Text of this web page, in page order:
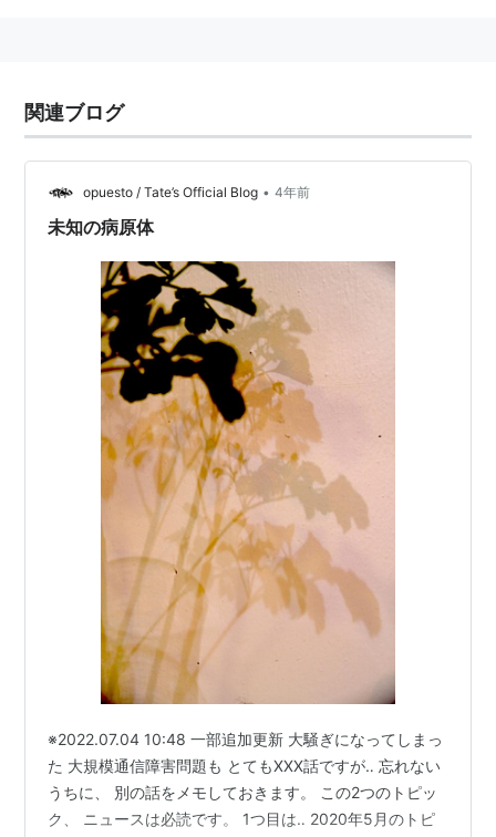
関連ブログ
opuesto / Tate’s Official Blog • 4年前
未知の病原体
※2022.07.04 10:48 一部追加更新 大騒ぎになってしまっ
た 大規模通信障害問題も とてもXXX話ですが‥ 忘れない
うちに、 別の話をメモしておきます。 この2つのトピッ
ク、 ニュースは必読です。 1つ目は‥ 2020年5月のトピ